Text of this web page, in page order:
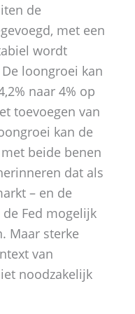
de
met een
wordt
loongroei kan
naar 4% op
toevoegen van
kan de
beide benen
dat als
– en de
Fed mogelijk
Maar sterke
van
noodzakelijk